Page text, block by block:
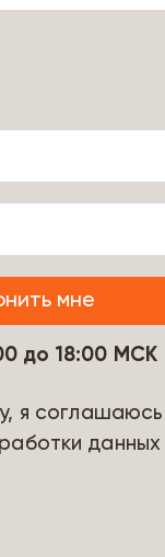
до 18:00 МСК
я соглашаюсь
данных